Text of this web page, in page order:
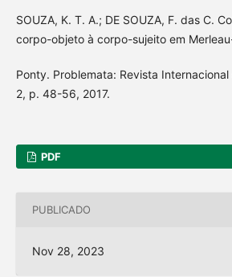
SOUZA, K. T. A.; DE SOUZA, F. das C.
corpo-objeto à corpo-sujeito em
Ponty. Problemata: Revista
2, p. 48-56, 2017.
PDF
PUBLICADO
Nov 28, 2023